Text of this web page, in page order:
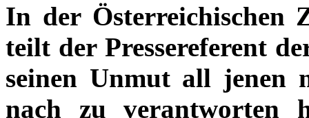
In der Österreichischen
teilt der Pressereferent
seinen Unmut all jenen
nach zu verantworten